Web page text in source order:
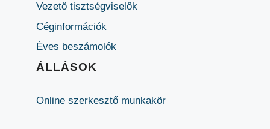
Vezető tisztségviselők
Céginformációk
Éves beszámolók
ÁLLÁSOK
Online szerkesztő munkakör